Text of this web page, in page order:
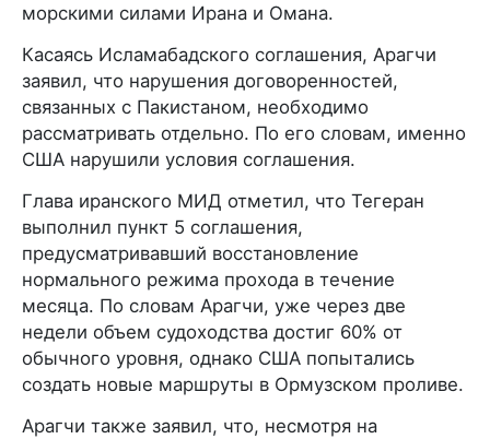
морскими силами Ирана и Омана.
Касаясь Исламабадского соглашения, Арагчи
заявил, что нарушения договоренностей,
связанных с Пакистаном, необходимо
рассматривать отдельно. По его словам, именно
США нарушили условия соглашения.
Глава иранского МИД отметил, что Тегеран
выполнил пункт 5 соглашения,
предусматривавший восстановление
нормального режима прохода в течение
месяца. По словам Арагчи, уже через две
недели объем судоходства достиг 60% от
обычного уровня, однако США попытались
создать новые маршруты в Ормузском проливе.
Арагчи также заявил, что, несмотря на